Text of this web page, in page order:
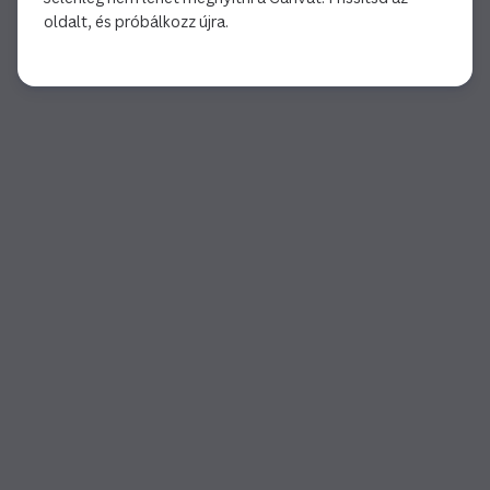
oldalt, és próbálkozz újra.